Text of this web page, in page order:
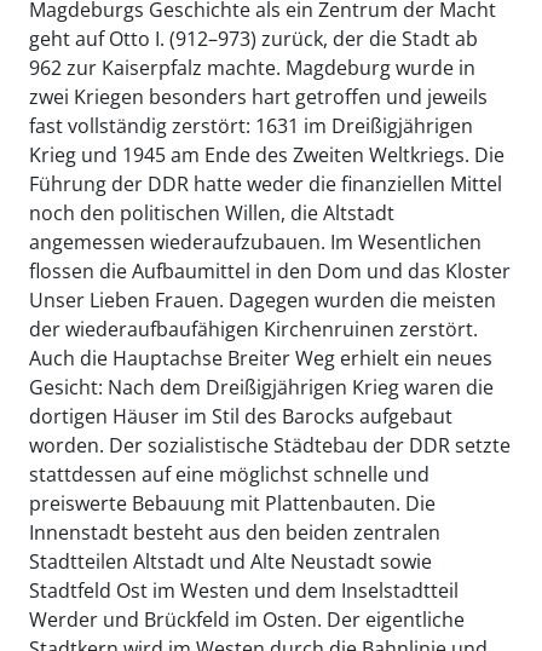
Magdeburgs Geschichte als ein Zentrum der Macht
geht auf Otto I. (912–973) zurück, der die Stadt ab
962 zur Kaiserpfalz machte. Magdeburg wurde in
zwei Kriegen besonders hart getroffen und jeweils
fast vollständig zerstört: 1631 im Dreißigjährigen
Krieg und 1945 am Ende des Zweiten Weltkriegs. Die
Führung der DDR hatte weder die finanziellen Mittel
noch den politischen Willen, die Altstadt
angemessen wiederaufzubauen. Im Wesentlichen
flossen die Aufbaumittel in den Dom und das Kloster
Unser Lieben Frauen. Dagegen wurden die meisten
der wiederaufbaufähigen Kirchenruinen zerstört.
Auch die Hauptachse Breiter Weg erhielt ein neues
Gesicht: Nach dem Dreißigjährigen Krieg waren die
dortigen Häuser im Stil des Barocks aufgebaut
worden. Der sozialistische Städtebau der DDR setzte
stattdessen auf eine möglichst schnelle und
preiswerte Bebauung mit Plattenbauten. Die
Innenstadt besteht aus den beiden zentralen
Stadtteilen Altstadt und Alte Neustadt sowie
Stadtfeld Ost im Westen und dem Inselstadtteil
Werder und Brückfeld im Osten. Der eigentliche